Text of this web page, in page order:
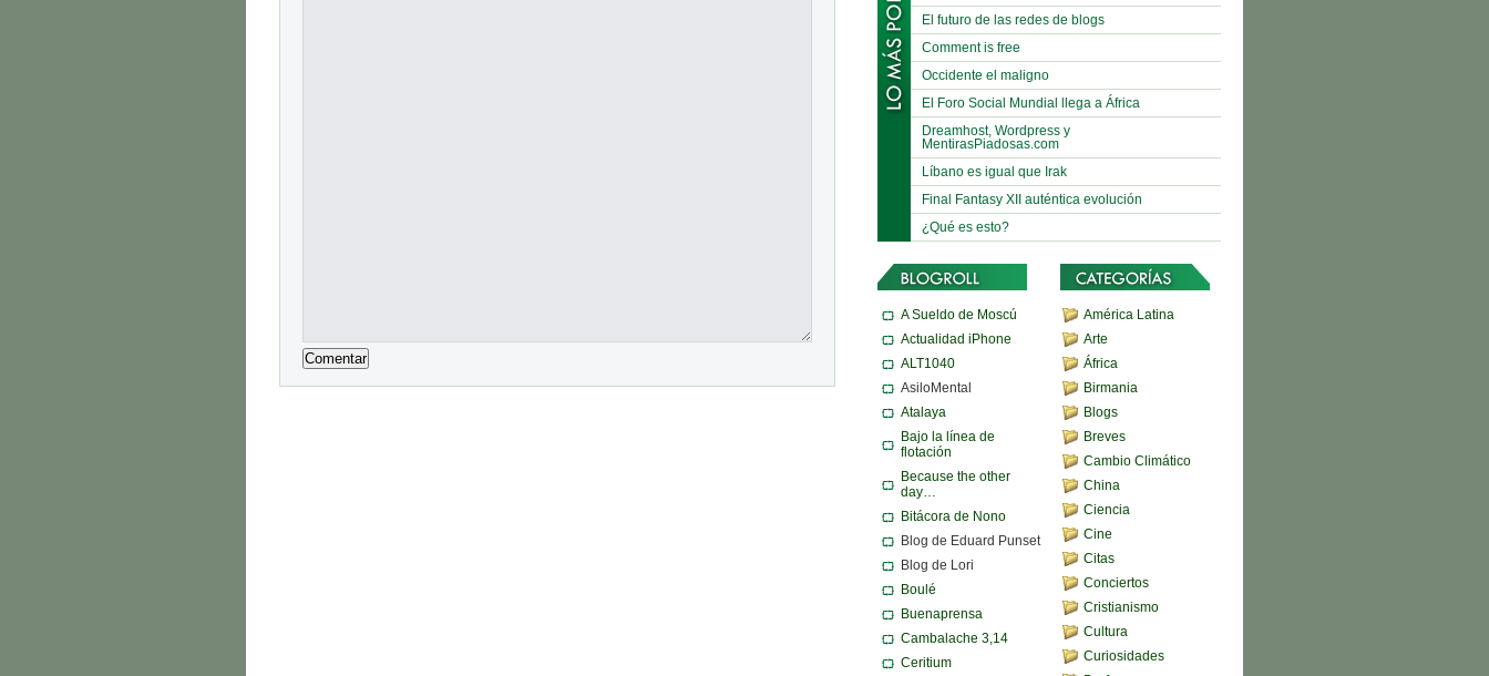
El futuro de las redes de blogs
Comment is free
Occidente el maligno
El Foro Social Mundial llega a África
Dreamhost, Wordpress y
MentirasPiadosas.com
Líbano es igual que Irak
Final Fantasy XII auténtica evolución
¿Qué es esto?
A Sueldo de Moscú
Actualidad iPhone
ALT1040
AsiloMental
Atalaya
Bajo la línea de
flotación
Because the other
day…
Bitácora de Nono
Blog de Eduard Punset
Blog de Lori
Boulé
Buenaprensa
Cambalache 3,14
Ceritium
América Latina
Arte
África
Birmania
Blogs
Breves
Cambio Climático
China
Ciencia
Cine
Citas
Conciertos
Cristianismo
Cultura
Curiosidades